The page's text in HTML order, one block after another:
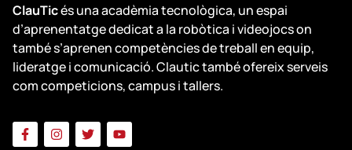
ClauTicés una acadèmia tecnològica, un espai
d’aprenentatge dedicat a la robòtica i videojocs on
també s’aprenen competències de treball en equip,
lideratge i comunicació. Clautic també ofereix serveis
com competicions, campus i tallers.